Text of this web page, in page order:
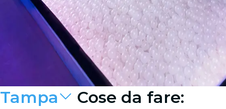
Tampa
Cose da fare: